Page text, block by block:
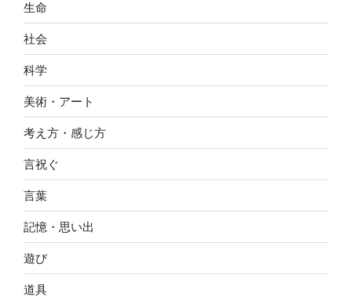
生命
社会
科学
美術・アート
考え方・感じ方
言祝ぐ
言葉
記憶・思い出
遊び
道具